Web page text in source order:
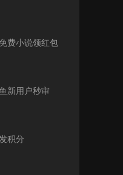
费小说领红包
新用户秒审
积分